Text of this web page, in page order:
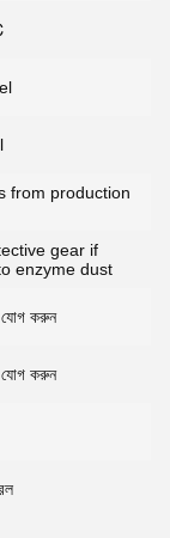
from production
gear if
enzyme dust
যোগ করুন
যোগ করুন